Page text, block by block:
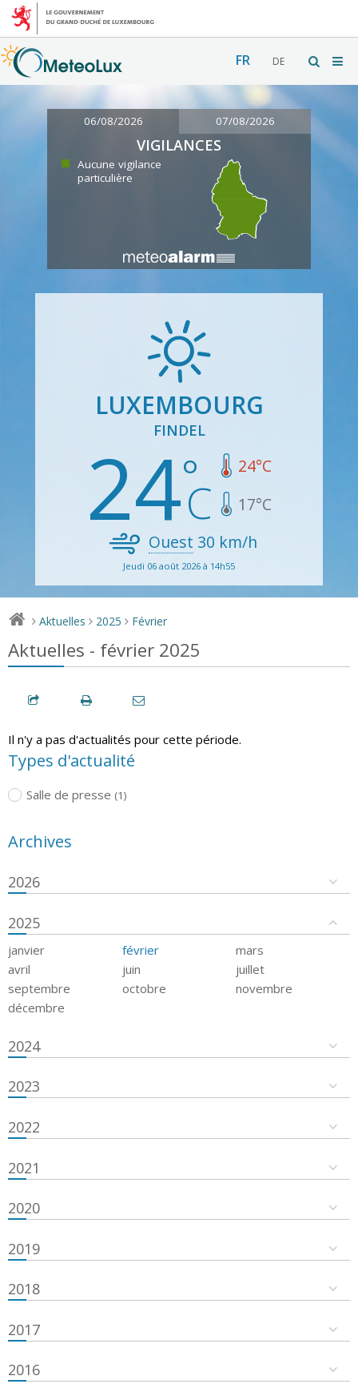
FR DE
06/08/2026 07/08/2026
VIGILANCES
Aucune vigilance
particulière
LUXEMBOURG
FINDEL
24 24°C
17°C
Ouest 30 km/h
Jeudi 06 août 2026 à 14h55
> Aktuelles > 2025 > Février
Aktuelles - février 2025
Il n'y a pas d'actualités pour cette période.
Types d'actualité
Salle de presse (1)
Archives
2026
2025
janvier février
mars
avril
juin
juillet
septembre
octobre
novembre
décembre
2024
2023
2022
2021
2020
2019
2018
2017
2016